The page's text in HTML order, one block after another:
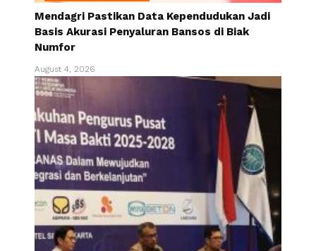
Mendagri Pastikan Data Kependudukan Jadi
Basis Akurasi Penyaluran Bansos di Biak
Numfor
August 4, 2026